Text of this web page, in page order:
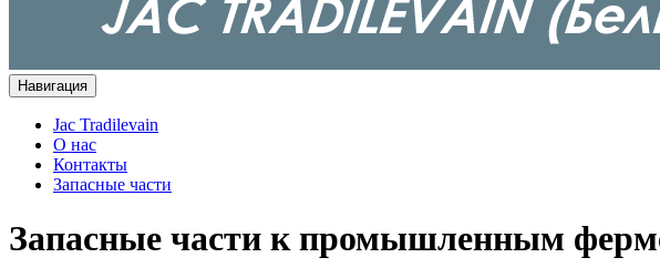
Навигация
Jac Tradilevain
О нас
Контакты
Запасные части
Запасные части к промышленным